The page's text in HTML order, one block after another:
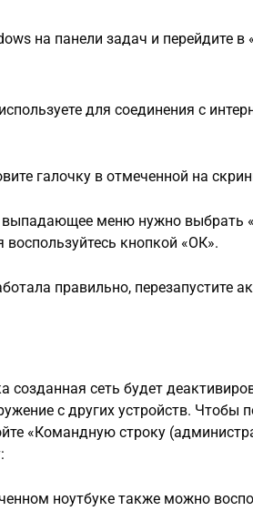
на панели задач и перейдите в
для соединения с
галочку в отмеченной на
выпадающее меню нужно выбрать
кнопкой «ОК».
правильно, перезапустите
сеть будет
с других устройств. Чтобы
«Командную строку
ноутбуке также можно